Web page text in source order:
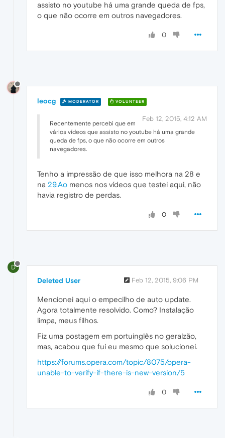
assisto no youtube há uma grande queda de fps,
o que não ocorre em outros navegadores.
0
leocg MODERATOR VOLUNTEER
Feb 12, 2015, 4:12 AM
Recentemente percebi que em
vários vídeos que assisto no youtube há uma grande
queda de fps, o que não ocorre em outros
navegadores.
Tenho a impressão de que isso melhora na 28 e
na 29.Ao menos nos vídeos que testei aqui, não
havia registro de perdas.
0
D
Deleted User Feb 12, 2015, 9:06 PM
Mencionei aqui o empecilho de auto update.
Agora totalmente resolvido. Como? Instalação
limpa, meus filhos.
Fiz uma postagem em portuinglês no geralzão,
mas, acabou que fui eu mesmo que solucionei.
https://forums.opera.com/topic/8075/opera-
unable-to-verify-if-there-is-new-version/5
0